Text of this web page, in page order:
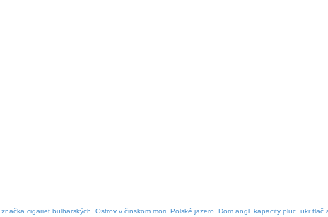
značka cigariet bulharských Ostrov v činskom mori Polské jazero Dom angl kapacity pluc ukr tlač